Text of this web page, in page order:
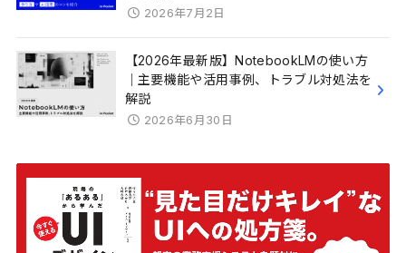
2026年7月2日
【2026年最新版】NotebookLMの使い方
｜主要機能や活用事例、トラブル対処法を
解説
2026年6月30日